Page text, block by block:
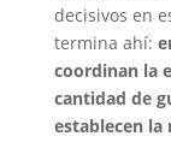
decisivos en
termina ahí:
coordinan la
cantidad de
establecen la